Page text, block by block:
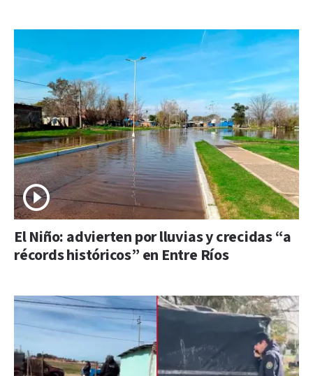
El Niño: advierten por lluvias y crecidas “a
récords históricos” en Entre Ríos